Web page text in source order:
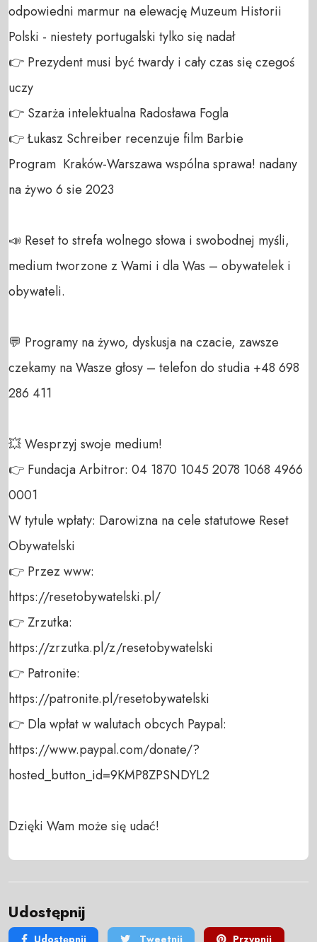
odpowiedni marmur na elewację Muzeum Historii
Polski - niestety portugalski tylko się nadał
👉 Prezydent musi być twardy i cały czas się czegoś
uczy
👉 Szarża intelektualna Radosława Fogla
👉 Łukasz Schreiber recenzuje film Barbie
Program  Kraków-Warszawa wspólna sprawa! nadany
na żywo 6 sie 2023
📣 Reset to strefa wolnego słowa i swobodnej myśli,
medium tworzone z Wami i dla Was – obywatelek i
obywateli.
💬 Programy na żywo, dyskusja na czacie, zawsze
czekamy na Wasze głosy – telefon do studia +48 698
286 411
💥 Wesprzyj swoje medium!
👉 Fundacja Arbitror: 04 1870 1045 2078 1068 4966
0001
W tytule wpłaty: Darowizna na cele statutowe Reset
Obywatelski
👉 Przez www:
https://resetobywatelski.pl/
👉 Zrzutka:
https://zrzutka.pl/z/resetobywatelski
👉 Patronite:
https://patronite.pl/resetobywatelski
👉 Dla wpłat w walutach obcych Paypal:
https://www.paypal.com/donate/?
hosted_button_id=9KMP8ZPSNDYL2
Dzięki Wam może się udać!
Udostępnij